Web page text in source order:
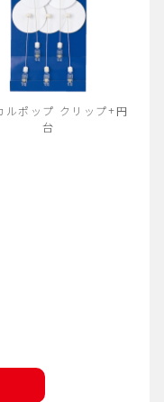
ルポップ クリップ+円
台